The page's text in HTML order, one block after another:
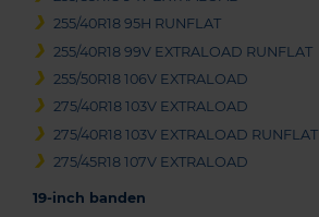
255/40R18 95H RUNFLAT
255/40R18 99V EXTRALOAD RUNFLAT
255/50R18 106V EXTRALOAD
275/40R18 103V EXTRALOAD
275/40R18 103V EXTRALOAD RUNFLAT
275/45R18 107V EXTRALOAD
19-inch banden